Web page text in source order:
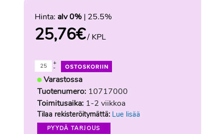
Hinta: alv 0% | 25.5%
25,76€/ KPL
-
+
Varastossa
Tuotenumero: 10717000
Toimitusaika: 1-2 viikkoa
Tilaa rekisteröitymättä: Lue lisää
PYYDÄ TARJOUS